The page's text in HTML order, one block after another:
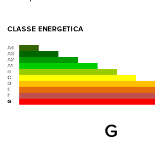
CLASSE ENERGETICA
A4
A3
A2
A1
B
C
D
E
F
G
G